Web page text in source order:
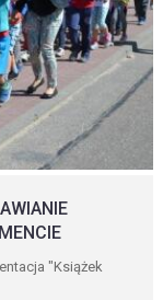
"Książek